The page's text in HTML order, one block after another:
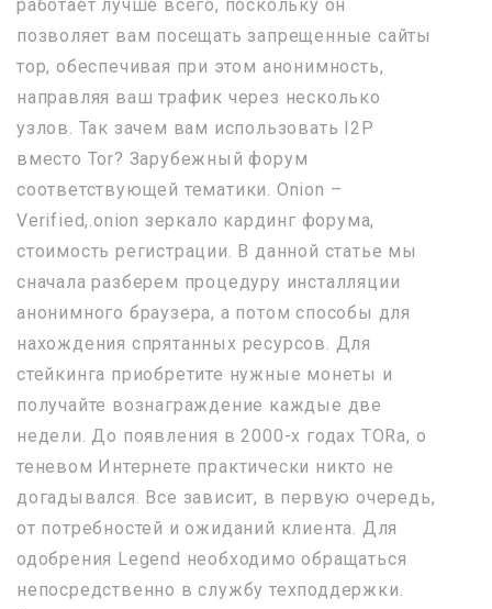
работает лучше всего, поскольку он
позволяет вам посещать запрещенные сайты
тор, обеспечивая при этом анонимность,
направляя ваш трафик через несколько
узлов. Так зачем вам использовать I2P
вместо Tor? Зарубежный форум
соответствующей тематики. Onion –
Verified,.onion зеркало кардинг форума,
стоимость регистрации. В данной статье мы
сначала разберем процедуру инсталляции
анонимного браузера, а потом способы для
нахождения спрятанных ресурсов. Для
стейкинга приобретите нужные монеты и
получайте вознаграждение каждые две
недели. До появления в 2000-х годах TORа, о
теневом Интернете практически никто не
догадывался. Все зависит, в первую очередь,
от потребностей и ожиданий клиента. Для
одобрения Legend необходимо обращаться
непосредственно в службу техподдержки.